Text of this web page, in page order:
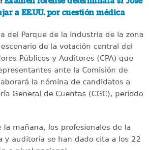
a EE.UU. por cuestión médica
del Parque de la Industria de la zona
de la votación central del
Públicos y Auditores (CPA) que
ante la Comisión de
la nómina de candidatos a
General de Cuentas (CGC), período
la mañana, los profesionales de la
y auditoría se han dado cita a los 22